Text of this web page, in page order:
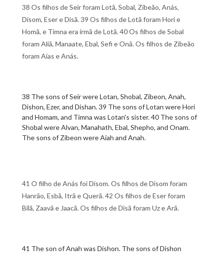
38 Os filhos de Seir foram Lotã, Sobal, Zibeão, Anás,
Disom, Eser e Disã. 39 Os filhos de Lotã foram Hori e
Homã, e Timna era irmã de Lotã. 40 Os filhos de Sobal
foram Aliã, Manaate, Ebal, Sefi e Onã. Os filhos de Zibeão
foram Aías e Anás.
38 The sons of Seir were Lotan, Shobal, Zibeon, Anah,
Dishon, Ezer, and Dishan. 39 The sons of Lotan were Hori
and Homam, and Timna was Lotan's sister. 40 The sons of
Shobal were Alvan, Manahath, Ebal, Shepho, and Onam.
The sons of Zibeon were Aiah and Anah.
41 O filho de Anás foi Disom. Os filhos de Disom foram
Hanrão, Esbã, Itrã e Querã. 42 Os filhos de Eser foram
Bilã, Zaavã e Jaacã. Os filhos de Disã foram Uz e Arã.
41 The son of Anah was Dishon. The sons of Dishon